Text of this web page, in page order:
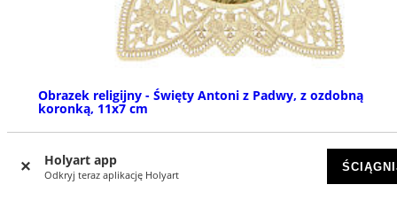
Holyart app
Odkryj teraz aplikację Holyart
Obrazek religijny - Święty Antoni z Padwy, z ozdobną
koronką, 11x7 cm
DOSTĘPNY
zł 11,24